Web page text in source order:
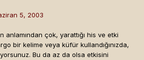
5, 2003
anlamından çok, yarattığı his ve etki
bir kelime veya küfür kullandığınızda,
Bu da az da olsa etkisini